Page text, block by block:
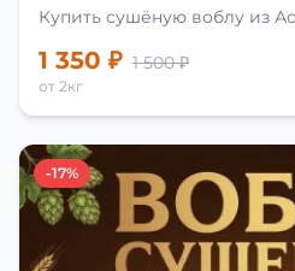
Купить сушёную воблу из
1 350 ₽ 1 500 ₽
от 2кг
-17%